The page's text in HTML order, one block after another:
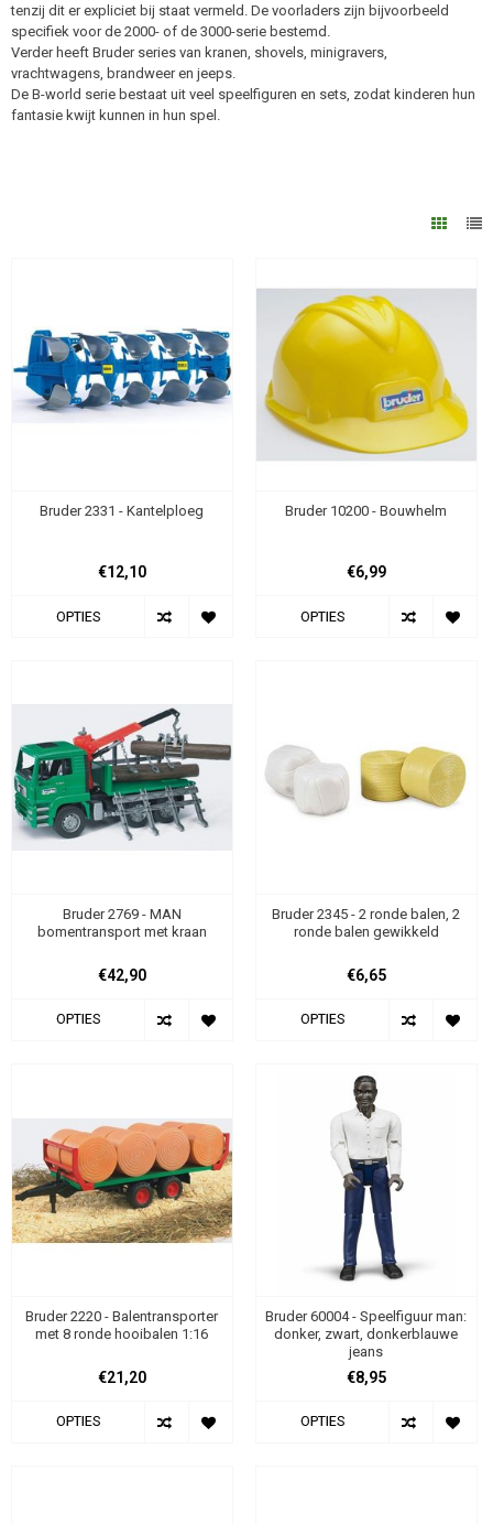
tenzij dit er expliciet bij staat vermeld. De voorladers zijn bijvoorbeeld
specifiek voor de 2000- of de 3000-serie bestemd.
Verder heeft Bruder series van kranen, shovels, minigravers,
vrachtwagens, brandweer en jeeps.
De B-world serie bestaat uit veel speelfiguren en sets, zodat kinderen hun
fantasie kwijt kunnen in hun spel.
Bruder 2331 - Kantelploeg
€12,10
OPTIES
Bruder 10200 - Bouwhelm
€6,99
OPTIES
Bruder 2769 - MAN
bomentransport met kraan
€42,90
OPTIES
Bruder 2345 - 2 ronde balen, 2
ronde balen gewikkeld
€6,65
OPTIES
Bruder 2220 - Balentransporter
met 8 ronde hooibalen 1:16
€21,20
OPTIES
Bruder 60004 - Speelfiguur man:
donker, zwart, donkerblauwe
jeans
€8,95
OPTIES